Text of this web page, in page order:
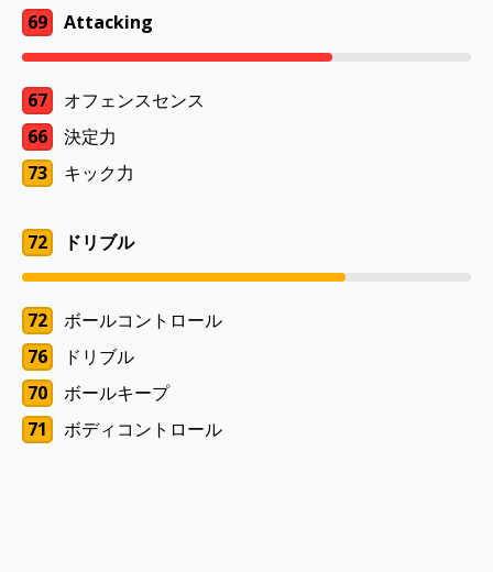
69
Attacking
67
オフェンスセンス
66
決定力
73
キック力
72 ドリブル
72
ボールコントロール
76
ドリブル
70
ボールキープ
71
ボディコントロール